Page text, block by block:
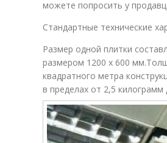
можете попросить у
Стандартные технические
Размер одной плитки
размером 1200 х 600
квадратного метра
в пределах от 2,5 килограмм